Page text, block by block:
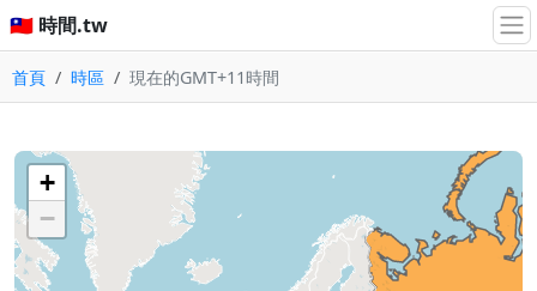
🇹🇼 時間.tw
首頁 時區 現在的GMT+11時間
+
−